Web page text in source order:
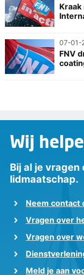
07-01-
FNV
Wij
Bij al je
lidmaatschap.
Neem contact
Vragen over
Vragen over
Meld je aan